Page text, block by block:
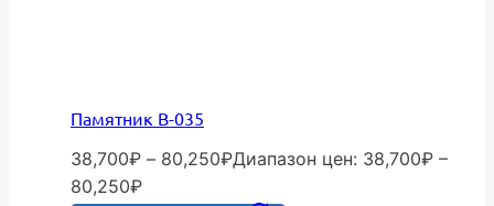
Памятник В-035
38,700₽ – 80,250₽Диапазон цен: 38,700₽ –
80,250₽